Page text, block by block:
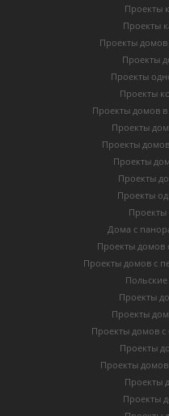
Проекты
Проекты
Проекты домов
Проекты
Проекты
Проекты
Проекты домов в
Проекты
Проекты
Проекты
Проекты
Проекты
Проекты
Дома с
Проекты домов
Проекты домов с
Проекты
Проекты
Проекты домов
Проекты
Проекты
Проекты
Проекты